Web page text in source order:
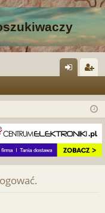
og
si
ę
ej
tru
j